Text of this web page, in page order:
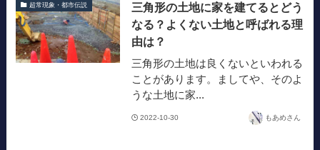
超常現象・都市伝説
三角形の土地に家を建てるとどう
なる？よくない土地と呼ばれる理
由は？
三角形の土地は良くないといわれる
ことがあります。ましてや、そのよ
うな土地に家...
2022-10-30 もあめさん